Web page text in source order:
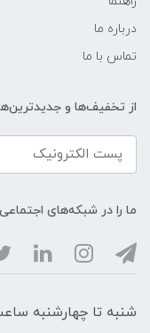
درباره ما
تماس با ما
از تخفیف‌ها و
ما را در شبکه‌های
شنبه تا چهارشنبه